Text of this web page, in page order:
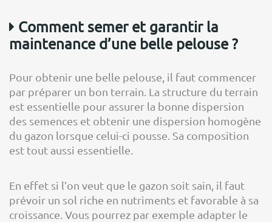
Comment semer et garantir la
maintenance d’une belle pelouse ?
Pour obtenir une belle pelouse, il faut commencer
par préparer un bon terrain. La structure du terrain
est essentielle pour assurer la bonne dispersion
des semences et obtenir une dispersion homogène
du gazon lorsque celui-ci pousse. Sa composition
est tout aussi essentielle.
En effet si l’on veut que le gazon soit sain, il faut
prévoir un sol riche en nutriments et favorable à sa
croissance. Vous pourrez par exemple adapter le